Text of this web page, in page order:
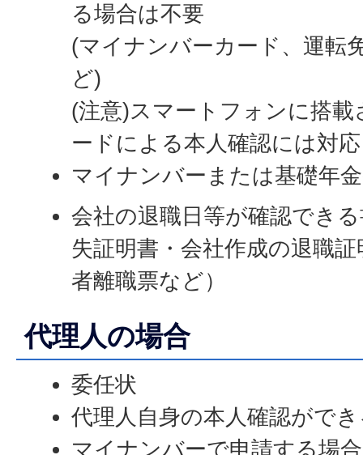
る場合は不要
(マイナンバーカード、運転
ど)
(注意)スマートフォンに搭
ードによる本人確認には対
マイナンバーまたは基礎年
会社の退職日等が確認でき
失証明書・会社作成の退職
者離職票など）
代理人の場合
委任状
代理人自身の本人確認がで
マイナンバーで申請する場